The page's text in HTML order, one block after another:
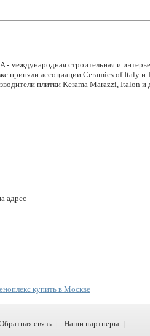
- международная строительная и
приняли ассоциации Ceramics of Italy
плитки Kerama Marazzi, Italon
адрес
купить в Москве
связь Наши партнеры